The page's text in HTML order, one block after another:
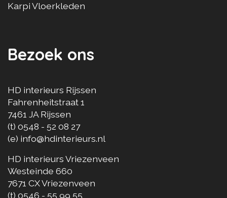
Karpi Vloerkleden
Bezoek ons
HD interieurs Rijssen
Fahrenheitstraat 1
7461 JA Rijssen
(t) 0548 - 52 08 27
(e) info@hdinterieurs.nl
HD interieurs Vriezenveen
Westeinde 660
7671 CXVriezenveen
(t) 0546 - 55 99 55